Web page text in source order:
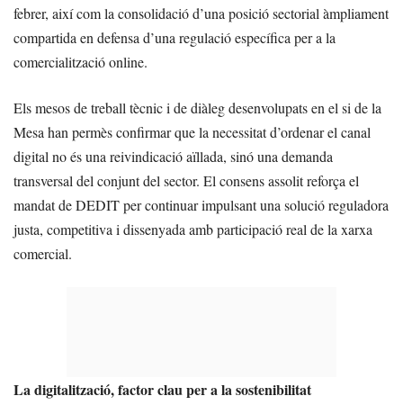
febrer, així com la consolidació d’una posició sectorial àmpliament
compartida en defensa d’una regulació específica per a la
comercialització online.
Els mesos de treball tècnic i de diàleg desenvolupats en el si de la
Mesa han permès confirmar que la necessitat d’ordenar el canal
digital no és una reivindicació aïllada, sinó una demanda
transversal del conjunt del sector. El consens assolit reforça el
mandat de DEDIT per continuar impulsant una solució reguladora
justa, competitiva i dissenyada amb participació real de la xarxa
comercial.
La digitalització, factor clau per a la sostenibilitat